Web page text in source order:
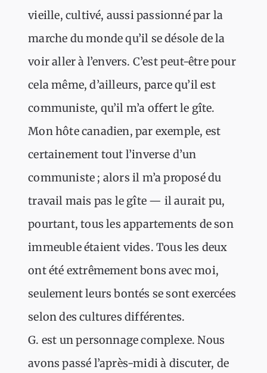
vieille, cultivé, aussi passionné par la
marche du monde qu’il se désole de la
voir aller à l’envers. C’est peut-être pour
cela même, d’ailleurs, parce qu’il est
communiste, qu’il m’a offert le gîte.
Mon hôte canadien, par exemple, est
certainement tout l’inverse d’un
communiste ; alors il m’a proposé du
travail mais pas le gîte — il aurait pu,
pourtant, tous les appartements de son
immeuble étaient vides. Tous les deux
ont été extrêmement bons avec moi,
seulement leurs bontés se sont exercées
selon des cultures différentes.
G. est un personnage complexe. Nous
avons passé l’après-midi à discuter, de